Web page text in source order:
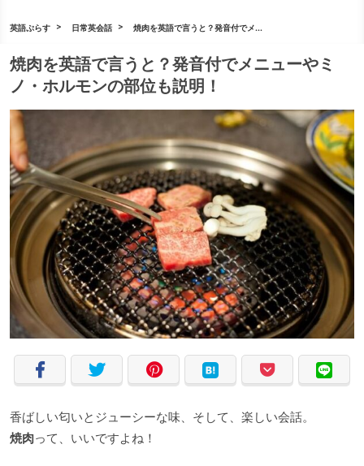
英語ぷらす 日常英会話 焼肉を英語で言うと？発音付でメ...
焼肉を英語で言うと？発音付でメニューやミ
ノ・ホルモンの部位も説明！
香ばしい匂いとジューシーな味、そして、楽しい会話。
焼肉って、いいですよね！